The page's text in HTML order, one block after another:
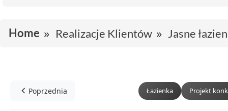
Home Realizacje Klientów Jasne
Poprzednia Łazienka Projekt